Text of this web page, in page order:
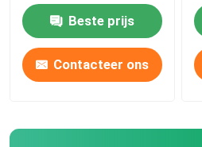
Beste prijs
Contacteer ons